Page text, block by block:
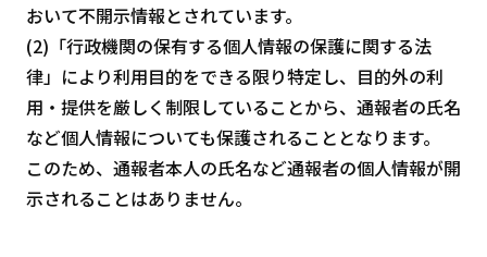
おいて不開示情報とされています。
(2)「行政機関の保有する個人情報の保護に関する法
律」により利用目的をできる限り特定し、目的外の利
用・提供を厳しく制限していることから、通報者の氏名
など個人情報についても保護されることとなります。
このため、通報者本人の氏名など通報者の個人情報が開
示されることはありません。